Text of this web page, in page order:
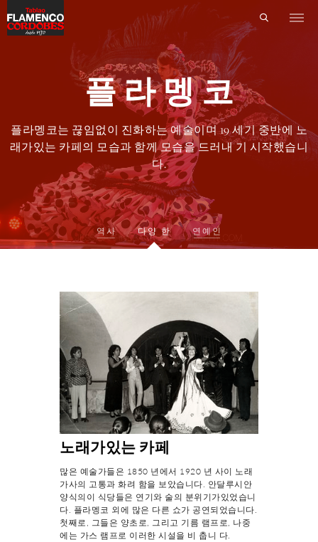
플 라 멩 코
플라멩코는 끊임없이 진화하는 예술이며 19 세기 중반에 노
래가있는 카페의 모습과 함께 모습을 드러내 기 시작했습니
다.
역사 다양 한 연예인
노래가있는 카페
많은 예술가들은 1850 년에서 1920 년 사이 노래
가사의 고통과 화려 함을 보았습니다. 안달루시안
양식의이 식당들은 연기와 술의 분위기가있었습니
다. 플라멩코 외에 많은 다른 쇼가 공연되었습니다.
첫째로, 그들은 양초로, 그리고 기름 램프로, 나중
에는 가스 램프로 이러한 시설을 비 춥니 다.